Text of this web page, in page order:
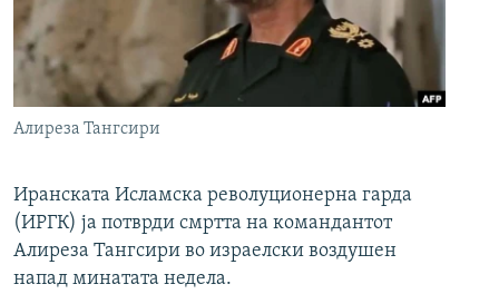
Алиреза Тангсири
Иранската Исламска револуционерна гарда
(ИРГК) ја потврди смртта на командантот
Алиреза Тангсири во израелски воздушен
напад минатата недела.